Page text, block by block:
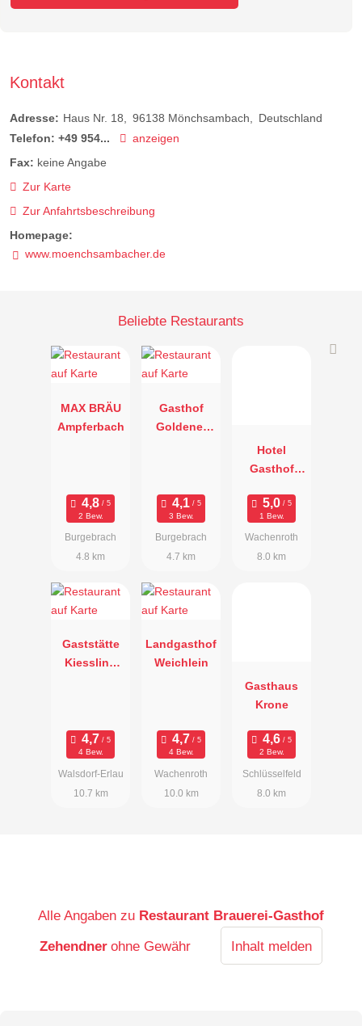
Kontakt
Adresse: Haus Nr. 18 96138 Mönchsambach
Deutschland
Telefon: +49 954...
anzeigen
Fax: keine Angabe
Zur Karte
Zur Anfahrtsbeschreibung
Homepage:
www.moenchsambacher.de
Beliebte Restaurants
MAX BRÄU
Ampferbach
2 Bew.
Burgebrach
4.8 km
Gasthof
Goldener
3 Bew.
Burgebrach
4.7 km
Hotel
Gasthof
1 Bew.
Wachenroth
8.0 km
Gaststätte
Kiessling
4 Bew.
Walsdorf-Erlau
10.7 km
Landgasthof
Weichlein
4 Bew.
Wachenroth
10.0 km
Gasthaus
Krone
2 Bew.
Schlüsselfeld
8.0 km
Alle Angaben zu Restaurant Brauerei-Gasthof
Zehendner ohne Gewähr Inhalt melden